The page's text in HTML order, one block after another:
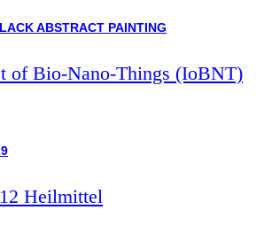
of Bio-Nano-Things (IoBNT)
Heilmittel